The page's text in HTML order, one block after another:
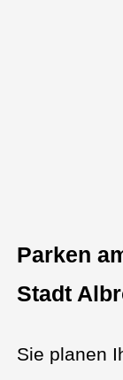
Parken
Stadt
Sie planen